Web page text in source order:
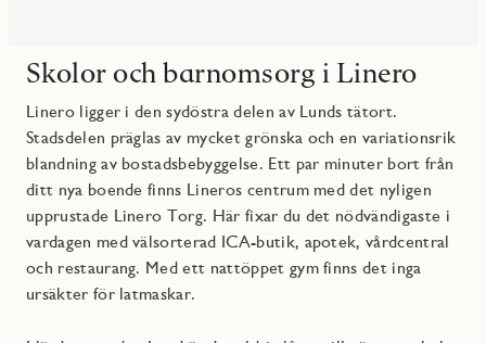
Skolor och barnomsorg i Linero
Linero ligger i den sydöstra delen av Lunds tätort.
Stadsdelen präglas av mycket grönska och en variationsrik
blandning av bostadsbebyggelse. Ett par minuter bort från
ditt nya boende finns Lineros centrum med det nyligen
upprustade Linero Torg. Här fixar du det nödvändigaste i
vardagen med välsorterad ICA-butik, apotek, vårdcentral
och restaurang. Med ett nattöppet gym finns det inga
ursäkter för latmaskar.